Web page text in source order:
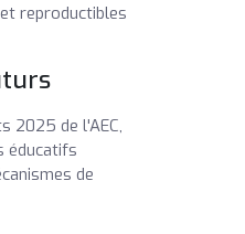
reproductibles
2025 de l'AEC,
éducatifs
de